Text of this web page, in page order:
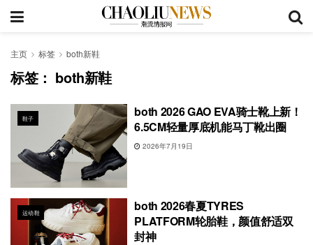
主页 标签 both新鞋
标签： both新鞋
鞋子
both 2026 GAO EVA骑士靴上新！
6.5CM轻量厚底机能马丁靴出圈
2026年7月19日
运动鞋
both 2026春夏TYRES
PLATFORM轮胎鞋，颜值舒适双
封神